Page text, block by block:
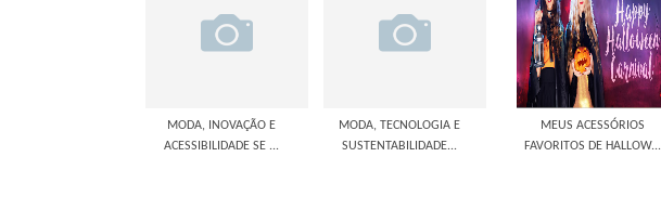
MODA, INOVAÇÃO E
ACESSIBILIDADE SE ...
MODA, TECNOLOGIA E
SUSTENTABILIDADE...
MEUS ACESSÓRIOS
FAVORITOS DE HALLOW...